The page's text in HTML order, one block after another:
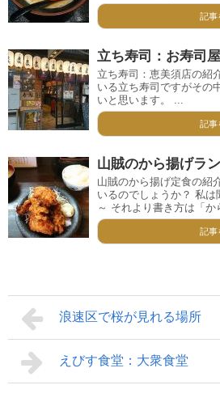
記事
立ち寿司：お寿司
立ち寿司：恵美須店の紹
いる立ち寿司ですがその
いと思います。 ...
記事
山賊のから揚げラ
山賊のから揚げ定食の紹
いるのでしょうか？ 私
～ それより書き方は「か
記事
浪速区で桜が見れる場所
えびす食堂：大衆食堂